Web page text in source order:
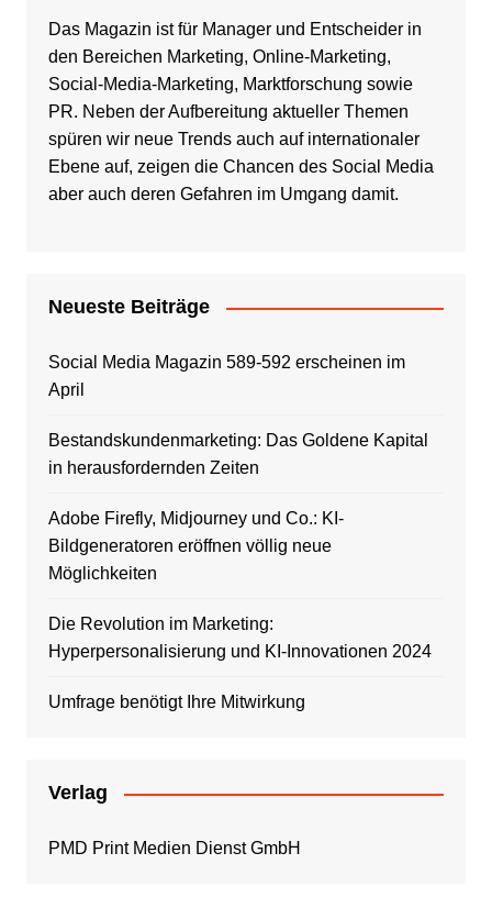
Das Magazin ist für Manager und Entscheider in
den Bereichen Marketing, Online-Marketing,
Social-Media-Marketing, Marktforschung sowie
PR. Neben der Aufbereitung aktueller Themen
spüren wir neue Trends auch auf internationaler
Ebene auf, zeigen die Chancen des Social Media
aber auch deren Gefahren im Umgang damit.
Neueste Beiträge
Social Media Magazin 589-592 erscheinen im
April
Bestandskundenmarketing: Das Goldene Kapital
in herausfordernden Zeiten
Adobe Firefly, Midjourney und Co.: KI-
Bildgeneratoren eröffnen völlig neue
Möglichkeiten
Die Revolution im Marketing:
Hyperpersonalisierung und KI-Innovationen 2024
Umfrage benötigt Ihre Mitwirkung
Verlag
PMD Print Medien Dienst GmbH